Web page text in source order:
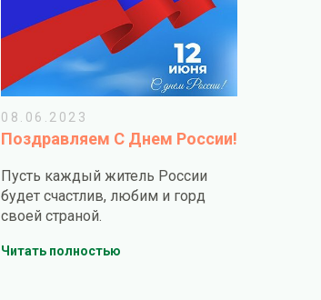
08.06.2023
Поздравляем С Днем России!
Пусть каждый житель России
будет счастлив, любим и горд
своей страной.
Читать полностью